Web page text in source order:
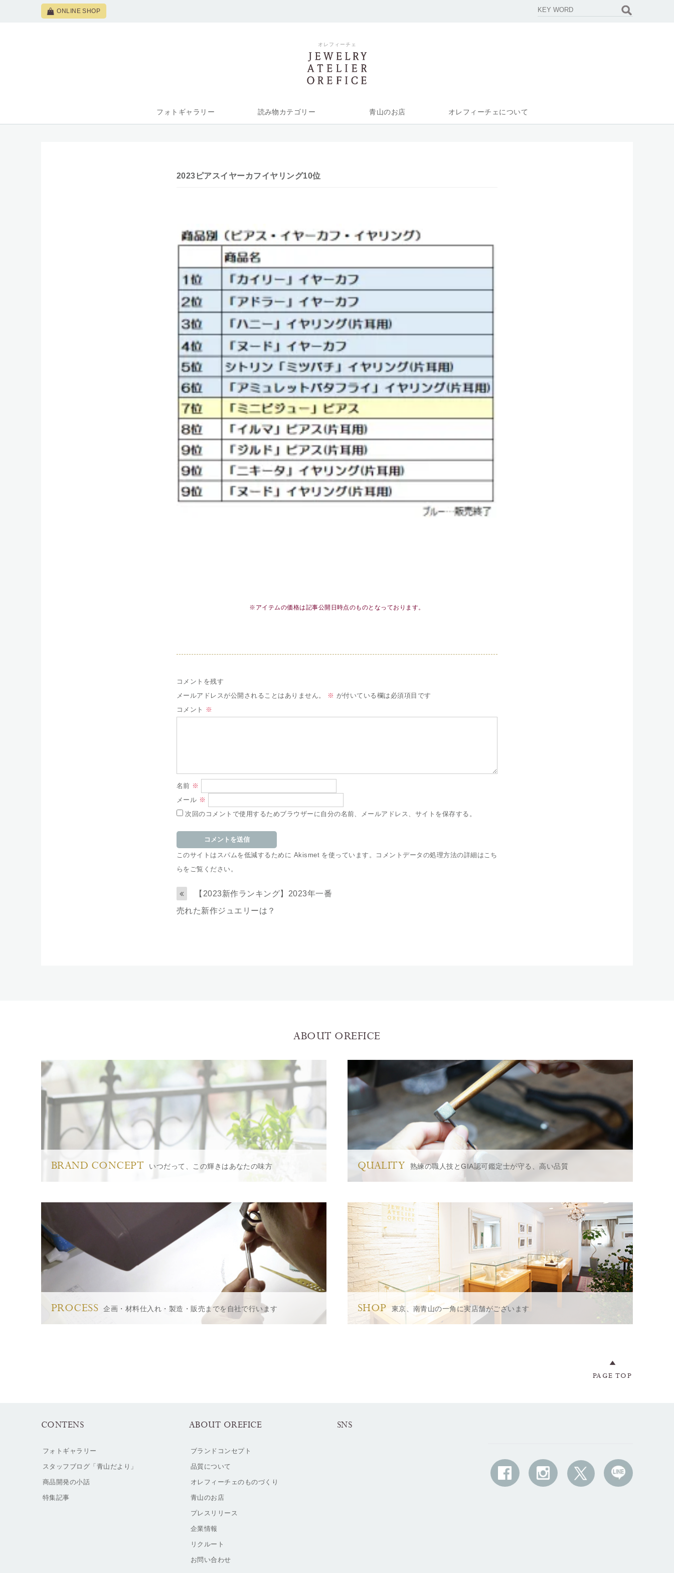
ONLINE SHOP
オレフィーチェ
フォトギャラリー 読み物カテゴリー 青山のお店 オレフィーチェについて
2023ピアスイヤーカフイヤリング10位
※アイテムの価格は記事公開日時点のものとなっております。
コメントを残す
メールアドレスが公開されることはありません。
※ が付いている欄は必須項目です
コメント
※
名前 ※
メール ※
次回のコメントで使用するためブラウザーに自分の名前、メールアドレス、サイトを保存する。
このサイトはスパムを低減するために Akismet を使っています。
コメントデータの処理方法の詳細はこち
らをご覧ください 。
【2023新作ランキング】2023年一番
売れた新作ジュエリーは？
ABOUT OREFICE
BRAND CONCEPT いつだって、この輝きはあなたの味方 QUALITY 熟練の職人技とGIA認可鑑定士が守る、高い品質
PROCESS 企画・材料仕入れ・製造・販売までを自社で行います SHOP 東京、南青山の一角に実店舗がございます
PAGE TOP
CONTENS
フォトギャラリー
スタッフブログ「青山だより」
商品開発の小話
特集記事
ABOUT OREFICE
ブランドコンセプト
品質について
オレフィーチェのものづくり
青山のお店
プレスリリース
企業情報
リクルート
お問い合わせ
SNS